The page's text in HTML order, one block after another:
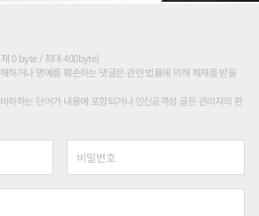
0 byte / 최대 400byte)
하거나 명예를 훼손하는 댓글은 관련 법률에 의해 제재를 받을
하하는 단어가 내용에 포함되거나 인신공격성 글은 관리자의 판